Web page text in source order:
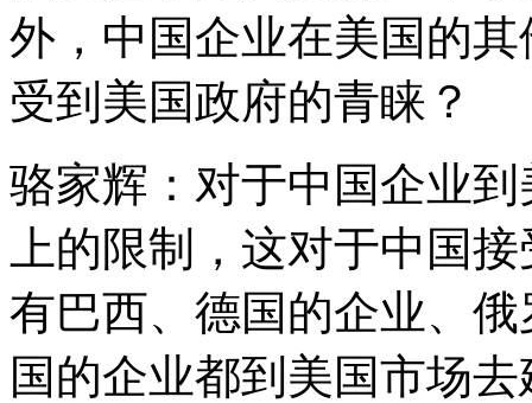
外，中国企业在美国的
受到美国政府的青睐？
骆家辉：对于中国企业
上的限制，这对于中国
有巴西、德国的企业、
国的企业都到美国市场